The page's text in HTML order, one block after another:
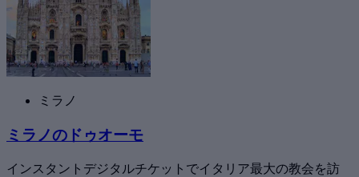
ミラノ
ミラノのドゥオーモ
インスタントデジタルチケットでイタリア最大の教会を訪